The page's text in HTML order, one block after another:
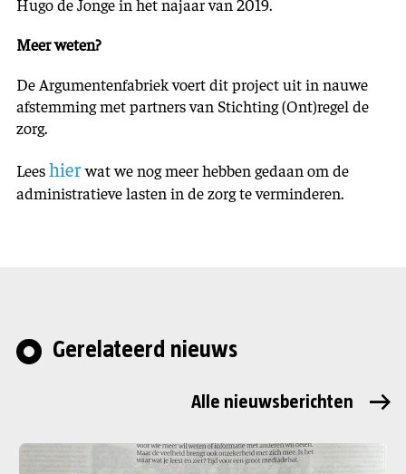
Meer weten?
De Argumentenfabriek voert dit project uit in nauwe
afstemming met partners van Stichting (Ont)regel de
zorg.
Leeshierwat we nog meer hebben gedaan om de
administratieve lasten in de zorg te verminderen.
Gerelateerd nieuws
Alle nieuwsberichten